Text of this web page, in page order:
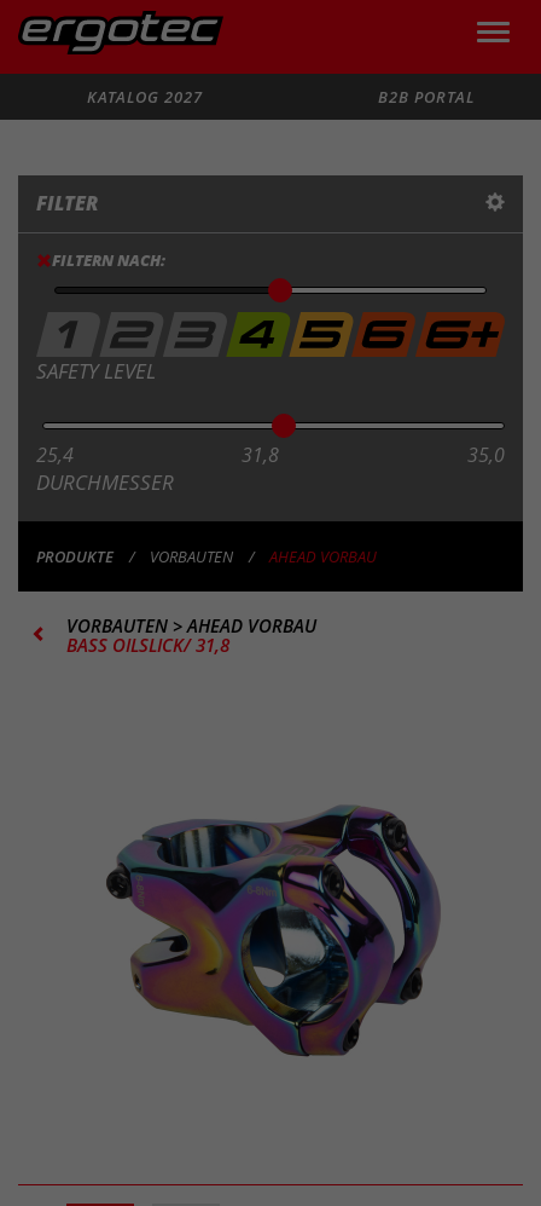
Toggle
KATALOG 2027
B2B PORTAL
FILTER
FILTERN NACH:
SAFETY LEVEL
25,4 31,8 35,0
DURCHMESSER
PRODUKTE VORBAUTEN AHEAD VORBAU
VORBAUTEN >AHEAD VORBAU
BASS OILSLICK/ 31,8